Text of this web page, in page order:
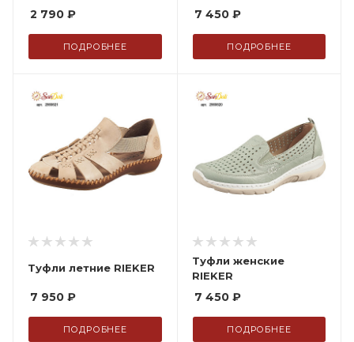
2 790 ₽
ПОДРОБНЕЕ
7 450₽
ПОДРОБНЕЕ
Туфли летние RIEKER
7 950 ₽
ПОДРОБНЕЕ
Туфли женские
RIEKER
7 450₽
ПОДРОБНЕЕ